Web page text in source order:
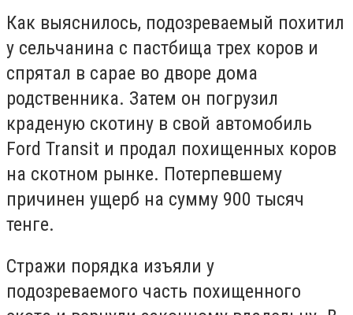
Как выяснилось, подозреваемый похитил
у сельчанина с пастбища трех коров и
спрятал в сарае во дворе дома
родственника. Затем он погрузил
краденую скотину в свой автомобиль
Ford Transit и продал похищенных коров
на скотном рынке. Потерпевшему
причинен ущерб на сумму 900 тысяч
тенге.
Стражи порядка изъяли у
подозреваемого часть похищенного